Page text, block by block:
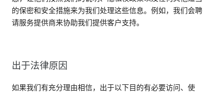
的保密和安全措施来为我们处理这些信息。例如，我们会聘
请服务提供商来协助我们提供客户支持。
出于法律原因
如果我们有充分理由相信，出于以下目的有必要访问、使